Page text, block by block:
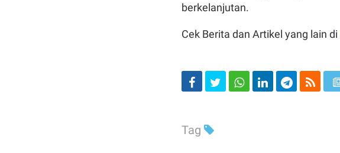
berkelanjutan.
Cek Berita dan Artikel yang lain di
Tag